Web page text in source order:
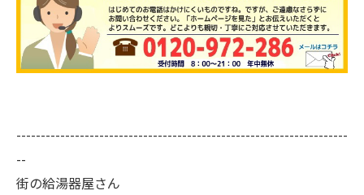
--------------------------------------------------------------------
--
街の給湯器屋さん